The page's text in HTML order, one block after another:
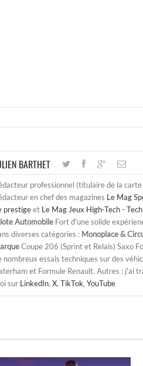
BARTHET
professionnel (titulaire de la
en chef des magazines Le Mag
prestigeet Le Mag Jeux High-Tech -
Automobile Fort d'une solide
diverses catégories : Monoplace &
Coupe 206 (Sprint et Relais) Saxo
nombreux essais techniques sur des
et Formule Renault. Autres : j'ai
sur LinkedIn, X, TikTok, YouTube